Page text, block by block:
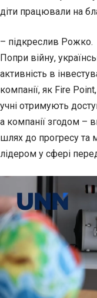
діти працювали на
– підкреслив Рожко.
Попри війну,
активність в
компанії, як Fire
учні отримують
а компанії згодом –
шлях до прогресу та
лідером у сфері